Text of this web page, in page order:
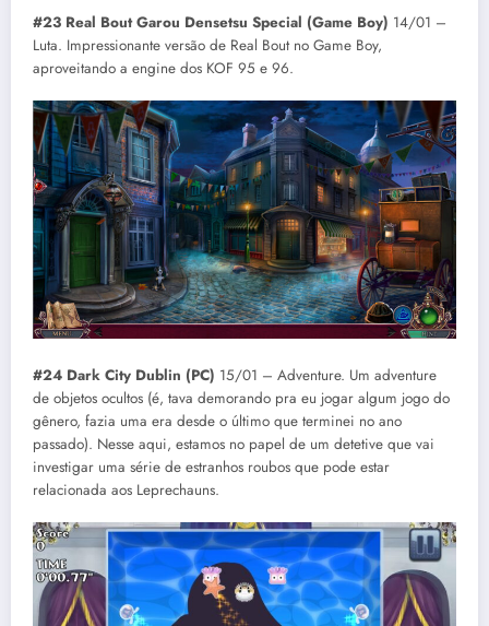
#23 Real Bout Garou Densetsu Special (Game Boy) 14/01 –
Luta. Impressionante versão de Real Bout no Game Boy,
aproveitando a engine dos KOF 95 e 96.
#24 Dark City Dublin (PC) 15/01 – Adventure. Um adventure
de objetos ocultos (é, tava demorando pra eu jogar algum jogo do
gênero, fazia uma era desde o último que terminei no ano
passado). Nesse aqui, estamos no papel de um detetive que vai
investigar uma série de estranhos roubos que pode estar
relacionada aos Leprechauns.